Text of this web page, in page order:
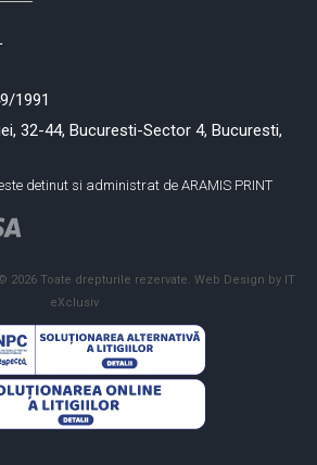
1991
32-44, Bucuresti-Sector 4, Bucuresti,
detinut si administrat de ARAMIS PRINT
2026 Toate drepturile rezervate. Web Design by IT
eXclusiv